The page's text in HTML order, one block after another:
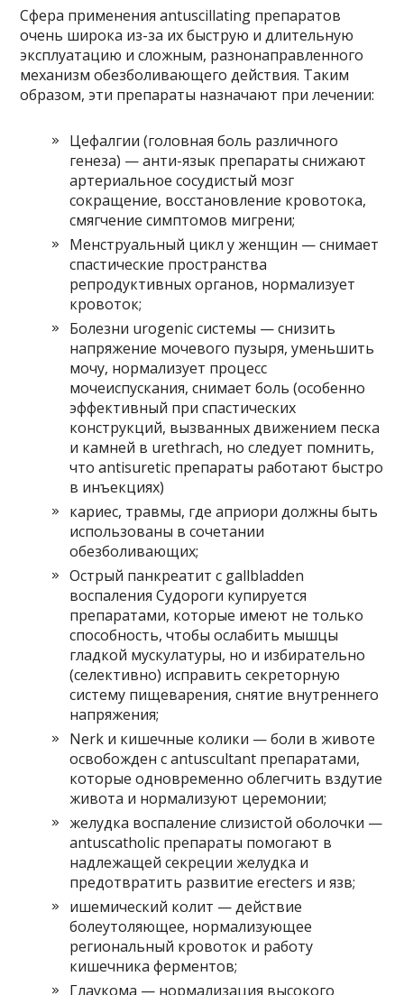
Сфера применения antuscillating препаратов
очень широка из-за их быструю и длительную
эксплуатацию и сложным, разнонаправленного
механизм обезболивающего действия. Таким
образом, эти препараты назначают при лечении:
Цефалгии (головная боль различного
генеза) — анти-язык препараты снижают
артериальное сосудистый мозг
сокращение, восстановление кровотока,
смягчение симптомов мигрени;
Менструальный цикл у женщин — снимает
спастические пространства
репродуктивных органов, нормализует
кровоток;
Болезни urogenic системы — снизить
напряжение мочевого пузыря, уменьшить
мочу, нормализует процесс
мочеиспускания, снимает боль (особенно
эффективный при спастических
конструкций, вызванных движением песка
и камней в urethrach, но следует помнить,
что antisuretic препараты работают быстро
в инъекциях)
кариес, травмы, где априори должны быть
использованы в сочетании
обезболивающих;
Острый панкреатит с gallbladden
воспаления Судороги купируется
препаратами, которые имеют не только
способность, чтобы ослабить мышцы
гладкой мускулатуры, но и избирательно
(селективно) исправить секреторную
систему пищеварения, снятие внутреннего
напряжения;
Nerk и кишечные колики — боли в животе
освобожден с antuscultant препаратами,
которые одновременно облегчить вздутие
живота и нормализуют церемонии;
желудка воспаление слизистой оболочки —
antuscatholic препараты помогают в
надлежащей секреции желудка и
предотвратить развитие erecters и язв;
ишемический колит — действие
болеутоляющее, нормализующее
региональный кровоток и работу
кишечника ферментов;
Глаукома — нормализация высокого